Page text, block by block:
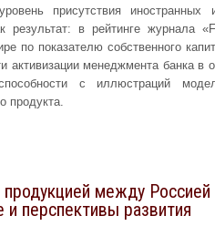
присутствия иностранных
результат: в рейтинге журнала
по показателю собственного
активизации менеджмента банка в
с иллюстраций
продукта.
продукцией между
и перспективы развития